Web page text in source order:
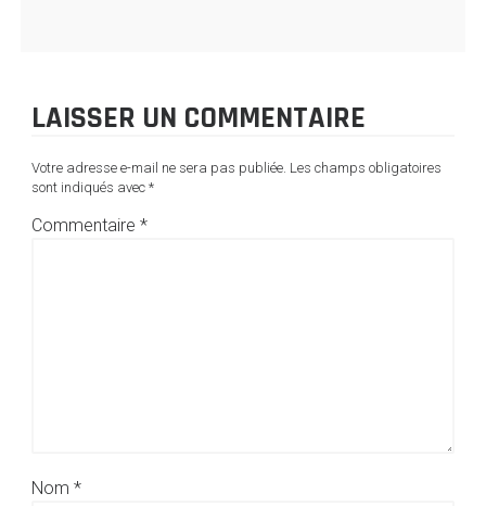
LAISSER UN COMMENTAIRE
Votre adresse e-mail ne sera pas publiée. Les champs obligatoires
sont indiqués avec *
Commentaire *
Nom *